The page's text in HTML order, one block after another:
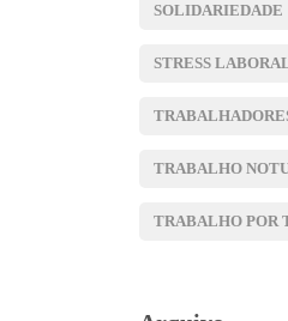
SOLIDARIEDADE
STRESS
TRABALHO
TRABALHO POR